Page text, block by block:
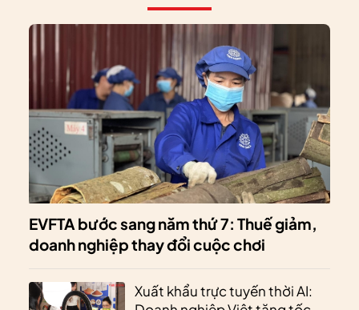
EVFTA bước sang năm thứ 7: Thuế giảm,
doanh nghiệp thay đổi cuộc chơi
Xuất khẩu trực tuyến thời AI: